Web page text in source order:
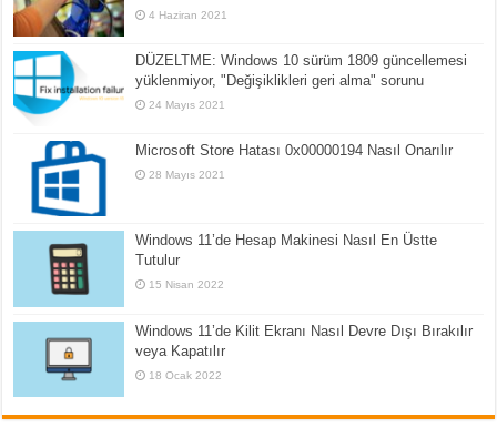
4 Haziran 2021
DÜZELTME: Windows 10 sürüm 1809 güncellemesi
yüklenmiyor, "Değişiklikleri geri alma" sorunu
24 Mayıs 2021
Microsoft Store Hatası 0x00000194 Nasıl Onarılır
28 Mayıs 2021
Windows 11’de Hesap Makinesi Nasıl En Üstte
Tutulur
15 Nisan 2022
Windows 11’de Kilit Ekranı Nasıl Devre Dışı Bırakılır
veya Kapatılır
18 Ocak 2022